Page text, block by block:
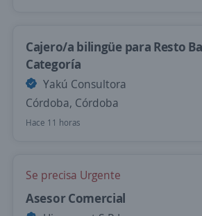
Cajero/a bilingüe para Resto
Categoría
Yakú Consultora
Córdoba, Córdoba
Hace 11 horas
Se precisa Urgente
Asesor Comercial